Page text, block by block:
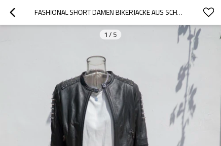
FASHIONAL SHORT DAMEN BIKERJACKE AUS SCHWARZEM LEDER| HERSTELLER VON LEDERJACKEN MIT HOCHWERTIGEM DESIGN
1 / 5